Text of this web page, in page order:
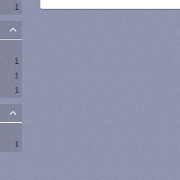
1
1
1
1
1